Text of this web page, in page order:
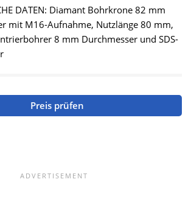
DATEN: Diamant Bohrkrone 82 mm
mit M16-Aufnahme, Nutzlänge 80 mm,
8 mm Durchmesser und SDS-
Preis prüfen